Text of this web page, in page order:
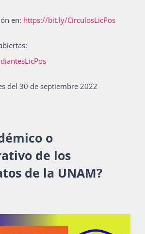
en: https://bit.ly/CirculosLicPos
del 30 de septiembre 2022
o
de los
de la UNAM?